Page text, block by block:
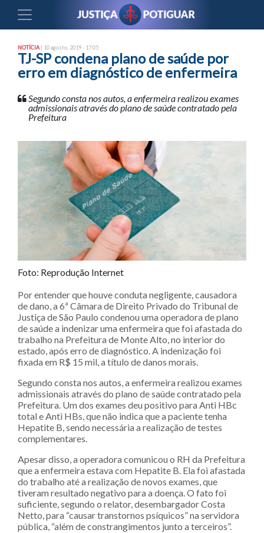
NOTÍCIA | 10 agosto, 2019 - 17:05
TJ-SP condena plano de saúde por
erro em diagnóstico de enfermeira
Segundo consta nos autos, a enfermeira realizou exames
admissionais através do plano de saúde contratado pela
Prefeitura
Foto: Reprodução Internet
Por entender que houve conduta negligente, causadora
de dano, a 6ª Câmara de Direito Privado do Tribunal de
Justiça de São Paulo condenou uma operadora de plano
de saúde a indenizar uma enfermeira que foi afastada do
trabalho na Prefeitura de Monte Alto, no interior do
estado, após erro de diagnóstico. A indenização foi
fixada em R$ 15 mil, a título de danos morais.
Segundo consta nos autos, a enfermeira realizou exames
admissionais através do plano de saúde contratado pela
Prefeitura. Um dos exames deu positivo para Anti HBc
total e Anti HBs, que não indica que a paciente tenha
Hepatite B, sendo necessária a realização de testes
complementares.
Apesar disso, a operadora comunicou o RH da Prefeitura
que a enfermeira estava com Hepatite B. Ela foi afastada
do trabalho até a realização de novos exames, que
tiveram resultado negativo para a doença. O fato foi
suficiente, segundo o relator, desembargador Costa
Netto, para “causar transtornos psíquicos” na servidora
pública, “além de constrangimentos junto a terceiros”.